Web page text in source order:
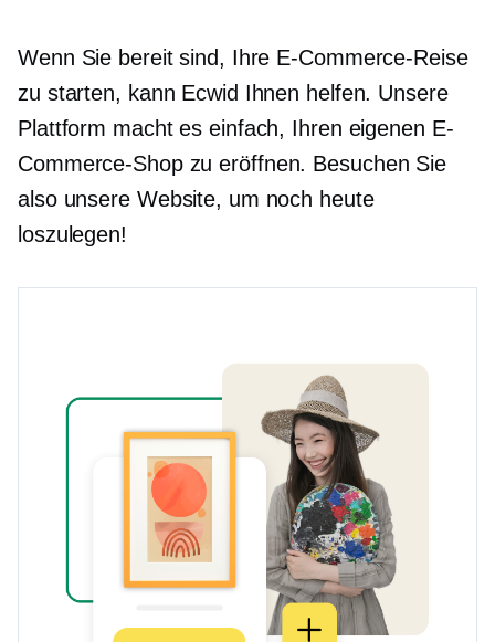
Wenn Sie bereit sind, Ihre E-Commerce-Reise
zu starten, kann Ecwid Ihnen helfen. Unsere
Plattform macht es einfach, Ihren eigenen E-
Commerce-Shop zu eröffnen. Besuchen Sie
also unsere Website, um noch heute
loszulegen!